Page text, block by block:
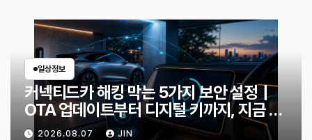
일상정보
커넥티드카 해킹 막는 5가지 보안 설정｜
OTA 업데이트부터 디지털 키까지, 지금 확
인할 것은?
2026.08.07 JIN